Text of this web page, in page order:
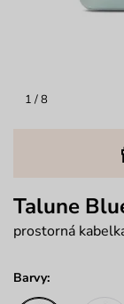
1 / 8
Talune
prostorná
Barvy: